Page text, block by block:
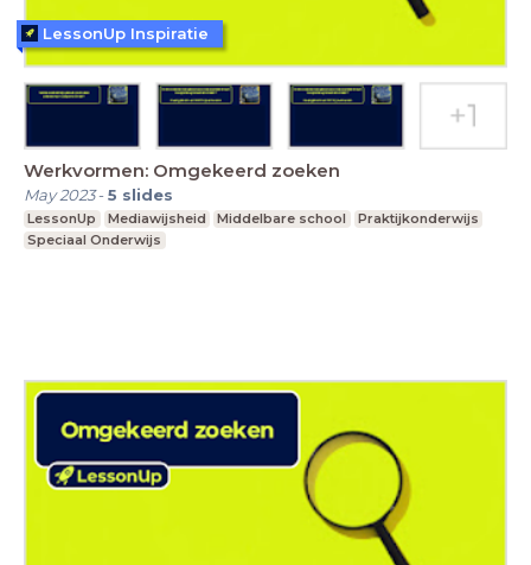
Werkvormen: Omgekeerd zoeken
May 2023-5 slides
LessonUp Mediawijsheid Middelbare school
Praktijkonderwijs
Speciaal Onderwijs
LessonUp Inspiratie